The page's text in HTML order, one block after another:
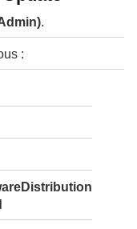
.
: